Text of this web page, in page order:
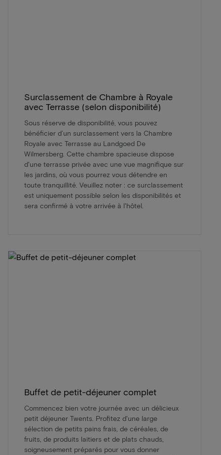
Surclassement de Chambre à Royale
avec Terrasse (selon disponibilité)
Sous réserve de disponibilité, vous pouvez
bénéficier d’un surclassement vers la Chambre
Royale avec Terrasse au Landgoed De
Wilmersberg. Cette chambre spacieuse dispose
d'une terrasse privée avec une vue magnifique sur
les jardins, où vous pourrez vous détendre en
toute tranquillité. Veuillez noter : ce surclassement
est uniquement possible selon les disponibilités et
sera confirmé à votre arrivée à l'hôtel.
Buffet de petit-déjeuner complet
Commencez bien votre journée avec un délicieux
petit déjeuner Twents. Profitez d'une large
sélection de petits pains frais, de céréales, de
fruits, de produits laitiers et de plats chauds,
soigneusement préparés pour vous donner